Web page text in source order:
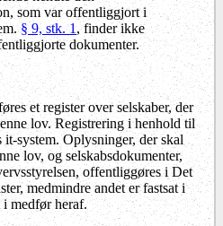
som var offentliggjort i
§ 9, stk. 1, finder ikke
dokumenter.
et register over selskaber, der
lov. Registrering i henhold til
it-system. Oplysninger, der skal
lov, og selskabsdokumenter,
offentliggøres i Det
medmindre andet er fastsat i
medfør heraf.